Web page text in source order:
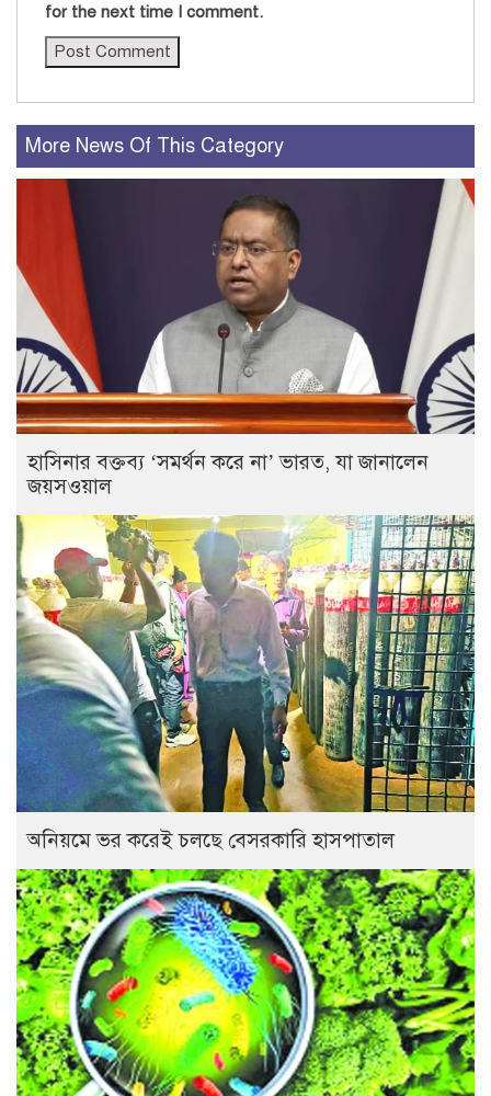
for the next time I comment.
More News Of This Category
হাসিনার বক্তব্য ‘সমর্থন করে না’ ভারত, যা জানালেন
জয়সওয়াল
অনিয়মে ভর করেই চলছে বেসরকারি হাসপাতাল